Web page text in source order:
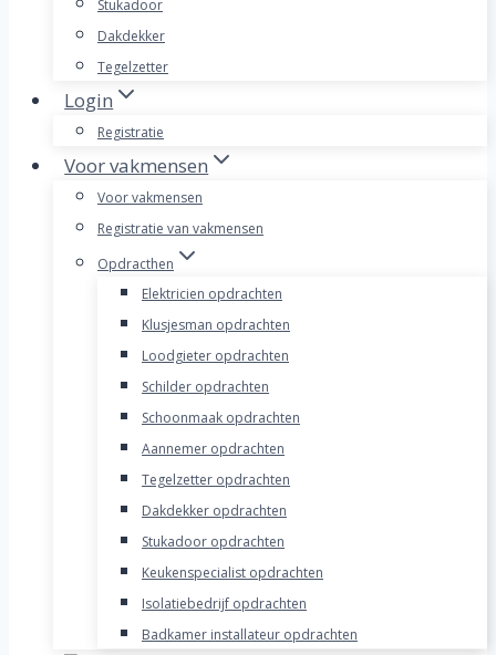
Stukadoor
Dakdekker
Tegelzetter
Login
Registratie
Voor vakmensen
Voor vakmensen
Registratie van vakmensen
Opdracthen
Elektricien opdrachten
Klusjesman opdrachten
Loodgieter opdrachten
Schilder opdrachten
Schoonmaak opdrachten
Aannemer opdrachten
Tegelzetter opdrachten
Dakdekker opdrachten
Stukadoor opdrachten
Keukenspecialist opdrachten
Isolatiebedrijf opdrachten
Badkamer installateur opdrachten